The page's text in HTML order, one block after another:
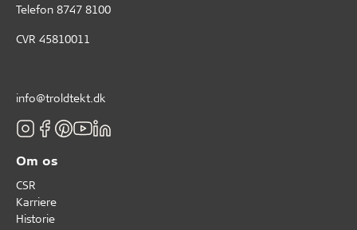
Telefon 8747 8100
CVR 45810011
info@troldtekt.dk
Om os
CSR
Karriere
Historie